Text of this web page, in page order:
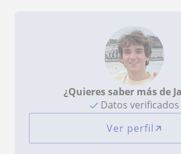
¿Quieres saber más de
Datos verificados
Ver perfil